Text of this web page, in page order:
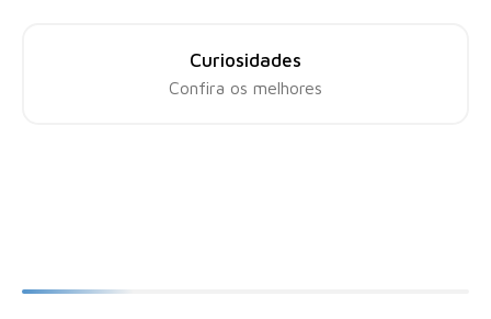
Curiosidades
Confira os melhores